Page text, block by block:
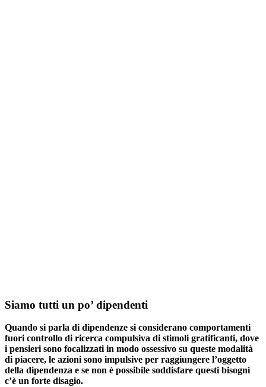
Siamo tutti un po’ dipendenti
Quando si parla di dipendenze si considerano comportamenti
fuori controllo di ricerca compulsiva di stimoli gratificanti, dove
i pensieri sono focalizzati in modo ossessivo su queste modalità
di piacere, le azioni sono impulsive per raggiungere l’oggetto
della dipendenza e se non è possibile soddisfare questi bisogni
c’è un forte disagio.